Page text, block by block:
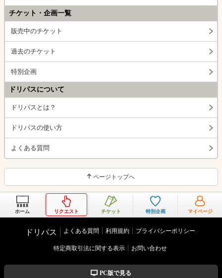
チケット・企画一覧
販売中のチケット
過去のチケット
特別企画
ドリパスについて
ドリパスとは？
ドリパスの使い方
よくある質問
ページトップへ
ホーム リクエスト チケット 特別企画 マイページ
ドリパス よくある質問 利用規約 プライバシーポリシー
特定商取引法に関する表示 お問い合わせ
PC版で見る